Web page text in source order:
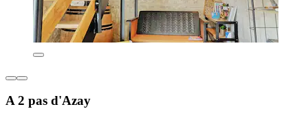
A 2 pas d'Azay